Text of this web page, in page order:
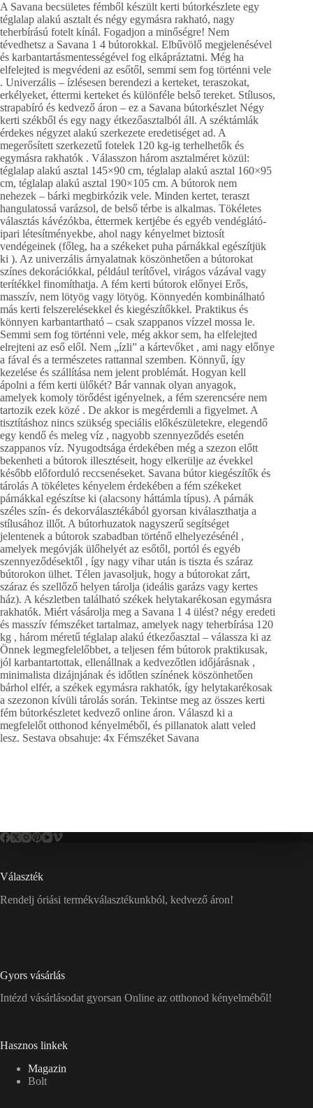
A Savana becsületes fémből készült kerti bútorkészlete egy
téglalap alakú asztalt és négy egymásra rakható, nagy
teherbírású fotelt kínál. Fogadjon a minőségre! Nem
tévedhetsz a Savana 1 4 bútorokkal. Elbűvölő megjelenésével
és karbantartásmentességével fog elkápráztatni. Még ha
elfelejted is megvédeni az esőtől, semmi sem fog történni vele
. Univerzális – ízlésesen berendezi a kerteket, teraszokat,
erkélyeket, éttermi kerteket és különféle belső tereket. Stílusos,
strapabíró és kedvező áron – ez a Savana bútorkészlet Négy
kerti székből és egy nagy étkezőasztalból áll. A széktámlák
érdekes négyzet alakú szerkezete eredetiséget ad. A
megerősített szerkezetű fotelek 120 kg-ig terhelhetők és
egymásra rakhatók . Válasszon három asztalméret közül:
téglalap alakú asztal 145×90 cm, téglalap alakú asztal 160×95
cm, téglalap alakú asztal 190×105 cm. A bútorok nem
nehezek – bárki megbirkózik vele. Minden kertet, teraszt
hangulatossá varázsol, de belső térbe is alkalmas. Tökéletes
választás kávézókba, éttermek kertjébe és egyéb vendéglátó-
ipari létesítményekbe, ahol nagy kényelmet biztosít
vendégeinek (főleg, ha a székeket puha párnákkal egészítjük
ki ). Az univerzális árnyalatnak köszönhetően a bútorokat
színes dekorációkkal, például terítővel, virágos vázával vagy
terítékkel finomíthatja. A fém kerti bútorok előnyei Erős,
masszív, nem lötyög vagy lötyög. Könnyedén kombinálható
más kerti felszerelésekkel és kiegészítőkkel. Praktikus és
könnyen karbantartható – csak szappanos vízzel mossa le.
Semmi sem fog történni vele, még akkor sem, ha elfelejted
elrejteni az eső elől. Nem „ízli” a kártevőket , ami nagy előnye
a fával és a természetes rattannal szemben. Könnyű, így
kezelése és szállítása nem jelent problémát. Hogyan kell
ápolni a fém kerti ülőkét? Bár vannak olyan anyagok,
amelyek komoly törődést igényelnek, a fém szerencsére nem
tartozik ezek közé . De akkor is megérdemli a figyelmet. A
tisztításhoz nincs szükség speciális előkészületekre, elegendő
egy kendő és meleg víz , nagyobb szennyeződés esetén
szappanos víz. Nyugodtsága érdekében még a szezon előtt
bekenheti a bútorok illesztéseit, hogy elkerülje az évekkel
később előforduló reccsenéseket. Savana bútor kiegészítők és
tárolás A tökéletes kényelem érdekében a fém székeket
párnákkal egészítse ki (alacsony háttámla típus). A párnák
széles szín- és dekorválasztékából gyorsan kiválaszthatja a
stílusához illőt. A bútorhuzatok nagyszerű segítséget
jelentenek a bútorok szabadban történő elhelyezésénél ,
amelyek megóvják ülőhelyét az esőtől, portól és egyéb
szennyeződésektől , így nagy vihar után is tiszta és száraz
bútorokon ülhet. Télen javasoljuk, hogy a bútorokat zárt,
száraz és szellőző helyen tárolja (ideális garázs vagy kertes
ház). A készletben található székek helytakarékosan egymásra
rakhatók. Miért vásárolja meg a Savana 1 4 ülést? négy eredeti
és masszív fémszéket tartalmaz, amelyek nagy teherbírása 120
kg , három méretű téglalap alakú étkezőasztal – válassza ki az
Önnek legmegfelelőbbet, a teljesen fém bútorok praktikusak,
jól karbantartottak, ellenállnak a kedvezőtlen időjárásnak ,
minimalista dizájnjának és időtlen színének köszönhetően
bárhol elfér, a székek egymásra rakhatók, így helytakarékosak
a szezonon kívüli tárolás során. Tekintse meg az összes kerti
fém bútorkészletet kedvező online áron. Válaszd ki a
megfelelőt otthonod kényelméből, és pillanatok alatt veled
lesz. Sestava obsahuje: 4x Fémszéket Savana
Választék
Rendelj óriási termékválasztékunkból, kedvező áron!
Gyors vásárlás
Intézd vásárlásodat gyorsan Online az otthonod kényelméből!
Hasznos linkek
Magazin
Bolt